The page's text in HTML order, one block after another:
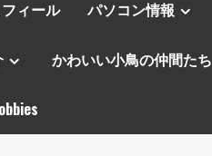
ィール パソコン情報
かわいい小鳥の仲間たち